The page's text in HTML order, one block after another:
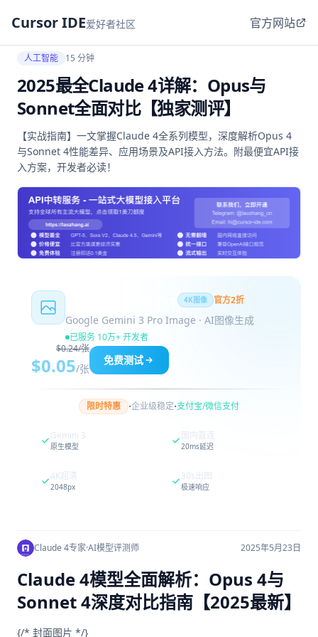
Cursor IDE爱好者社区 官方网站
人工智能 15 分钟
2025最全Claude 4详解：Opus与
Sonnet全面对比【独家测评】
【实战指南】一文掌握Claude 4全系列模型，深度解析Opus 4
与Sonnet 4性能差异、应用场景及API接入方法。附最便宜API接
入方案，开发者必读！
4K图像 官方2折
Google Gemini 3 Pro Image · AI图像生成
已服务 10万+ 开发者
$0.24/张
$0.05/张
免费测试
限时特惠 ·企业级稳定·支付宝/微信支付
Gemini 3
原生模型
国内直连
20ms延迟
4K超清
2048px
30s出图
极速响应
Claude 4专家·AI模型评测师 2025年5月23日
Claude 4模型全面解析：Opus 4与
Sonnet 4深度对比指南【2025最新】
{/* 封面图片 */}